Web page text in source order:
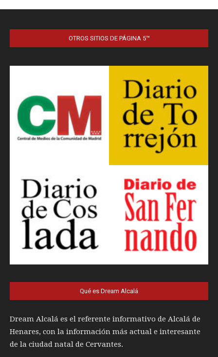
OTROS SITIOS DE PÁGINA 5™
Qué es Dream Alcalá
Dream Alcalá es el referente informativo de Alcalá de
Henares, con la información más actual e interesante
de la ciudad natal de Cervantes.